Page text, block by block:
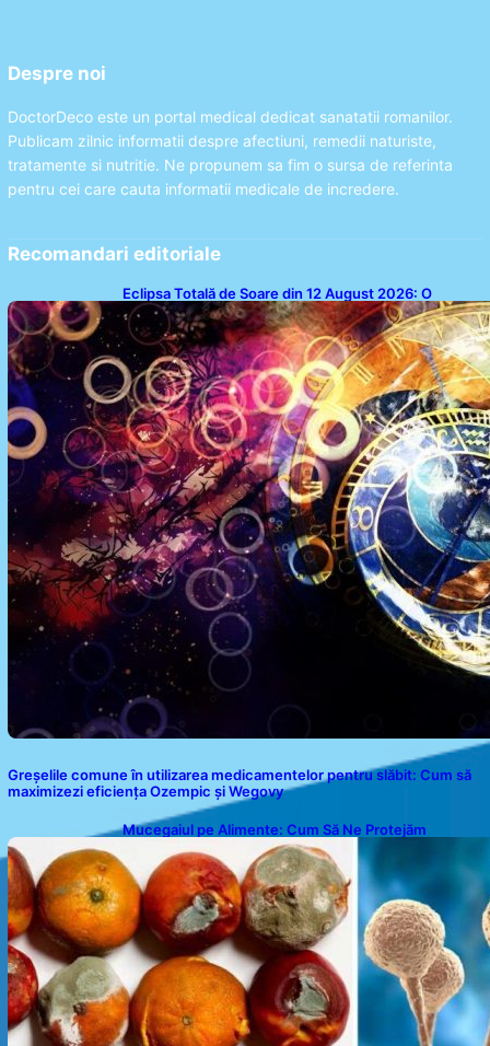
Despre noi
DoctorDeco este un portal medical dedicat sanatatii romanilor.
Publicam zilnic informatii despre afectiuni, remedii naturiste,
tratamente si nutritie. Ne propunem sa fim o sursa de referinta
pentru cei care cauta informatii medicale de incredere.
Recomandari editoriale
Eclipsa Totală de Soare din 12 August 2026: O
Analiză a Impactului asupra Trei Zodii și a Ciclului de
18 Ani
Greșelile comune în utilizarea medicamentelor pentru slăbit: Cum să
maximizezi eficiența Ozempic și Wegovy
Mucegaiul pe Alimente: Cum Să Ne Protejăm